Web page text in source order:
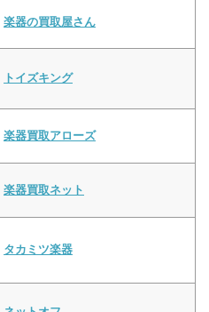
楽器の買取屋さん
トイズキング
楽器買取アローズ
楽器買取ネット
タカミツ楽器